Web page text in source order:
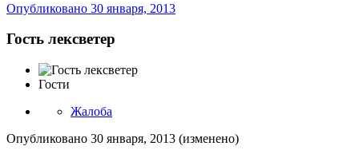
Опубликовано 30 января, 2013
Гость лексветер
Гости
Жалоба
Опубликовано 30 января, 2013 (изменено)